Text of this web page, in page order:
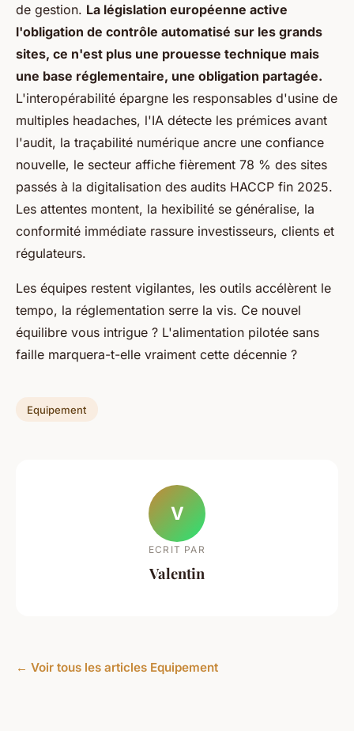
de gestion. La législation européenne active
l'obligation de contrôle automatisé sur les grands
sites, ce n'est plus une prouesse technique mais
une base réglementaire, une obligation partagée.
L'interopérabilité épargne les responsables d'usine de
multiples headaches, l'IA détecte les prémices avant
l'audit, la traçabilité numérique ancre une confiance
nouvelle, le secteur affiche fièrement 78 % des sites
passés à la digitalisation des audits HACCP fin 2025.
Les attentes montent, la hexibilité se généralise, la
conformité immédiate rassure investisseurs, clients et
régulateurs.
Les équipes restent vigilantes, les outils accélèrent le
tempo, la réglementation serre la vis. Ce nouvel
équilibre vous intrigue ? L'alimentation pilotée sans
faille marquera-t-elle vraiment cette décennie ?
Equipement
V
ECRIT PAR
Valentin
← Voir tous les articles Equipement